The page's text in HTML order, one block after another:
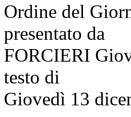
Ordine del
presentato da
FORCIERI
testo di
Giovedì 13